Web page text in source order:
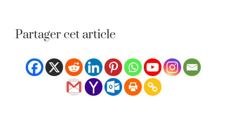
Partager cet article